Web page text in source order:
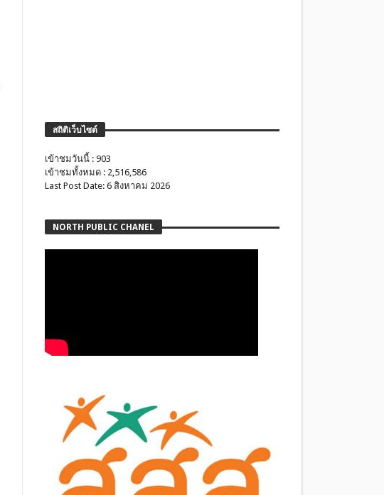
สถิติเว็บไซต์
เข้าชมวันนี้ : 903
เข้าชมทั้งหมด : 2,516,586
Last Post Date: 6 สิงหาคม 2026
NORTH PUBLIC CHANEL